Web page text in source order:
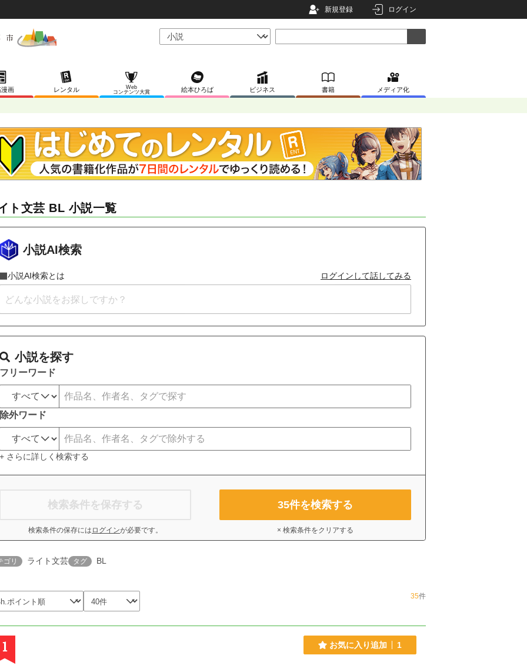
新規登録 ログイン
画 レンタル
Web
コンテンツ大賞
絵本ひろば ビジネス 書籍 メディア化
ト文芸 BL 小説一覧
小説AI検索
小説AI検索とは ログインして話してみる
小説を探す
フリーワード
除外ワード
+ さらに詳しく検索する
検索条件を保存する
検索条件の保存には ログインが必要です。
35件を検索する
× 検索条件をクリアする
ゴリ ライト文芸 タグ BL
35件
1 お気に入り追加 1